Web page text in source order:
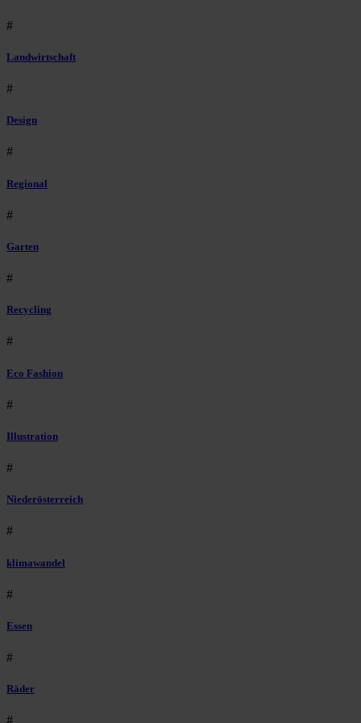
#
Landwirtschaft
#
Design
#
Regional
#
Garten
#
Recycling
#
Eco Fashion
#
Illustration
#
Niederösterreich
#
klimawandel
#
Essen
#
Räder